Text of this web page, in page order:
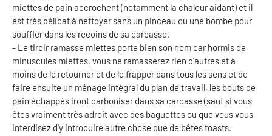
miettes de pain accrochent (notamment la chaleur aidant) et il
est très délicat à nettoyer sans un pinceau ou une bombe pour
souffler dans les recoins de sa carcasse.
- Le tiroir ramasse miettes porte bien son nom car hormis de
minuscules miettes, vous ne ramasserez rien d'autres et à
moins de le retourner et de le frapper dans tous les sens et de
faire ensuite un ménage intégral du plan de travail, les bouts de
pain échappés iront carboniser dans sa carcasse (sauf si vous
êtes vraiment très adroit avec des baguettes ou que vous vous
interdisez d'y introduire autre chose que de bêtes toasts.